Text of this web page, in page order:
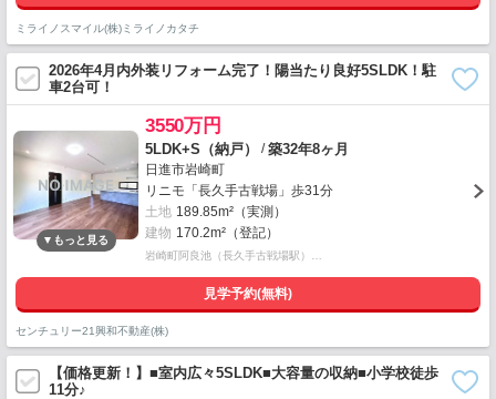
ミライノスマイル(株)ミライノカタチ
2026年4月内外装リフォーム完了！陽当たり良好5SLDK！駐
車2台可！
3550万円
5LDK+S（納戸） /築32年8ヶ月
日進市岩崎町
リニモ「長久手古戦場」歩31分
土地 189.85m²（実測）
建物 170.2m²（登記）
岩崎町阿良池（長久手古戦場駅）…
見学予約(無料)
センチュリー21興和不動産(株)
【価格更新！】■室内広々5SLDK■大容量の収納■小学校徒歩
11分♪